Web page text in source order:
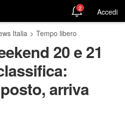
2 Accedi
Italia > Tempo libero
20 e 21
arriva